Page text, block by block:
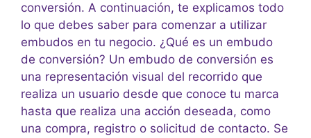
conversión. A continuación, te explicamos todo
lo que debes saber para comenzar a utilizar
embudos en tu negocio. ¿Qué es un embudo
de conversión? Un embudo de conversión es
una representación visual del recorrido que
realiza un usuario desde que conoce tu marca
hasta que realiza una acción deseada, como
una compra, registro o solicitud de contacto. Se